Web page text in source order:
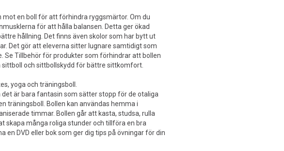
en boll för att förhindra ryggsmärtor. Om du
för att hålla balansen. Detta ger ökad
hållning. Det finns även skolor som har bytt ut
Det gör att eleverna sitter lugnare samtidigt som
Se Tillbehör för produkter som förhindrar att bollen
sittboll och sittbollskydd för bättre sittkomfort.
yoga och träningsboll.
det är bara fantasin som sätter stopp för de otaliga
träningsboll. Bollen kan användas hemma i
timmar. Bollen går att kasta, studsa, rulla
skapa många roliga stunder och tillföra en bra
en DVD eller bok som ger dig tips på övningar för din